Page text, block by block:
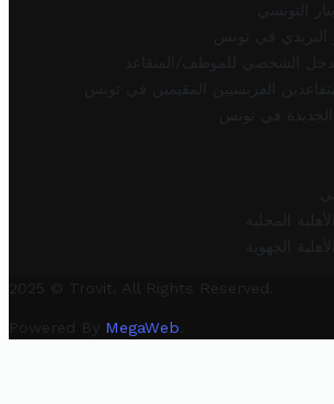
التونسي
البريدي في تونس
الشخصي للموظف/المتقاعد
الفرنسيين المقيمين في تونس
الجديدة في تونس
المحلية
الجهوية
2025 © Trovit. All Rights Reserved.
Powered By MegaWeb